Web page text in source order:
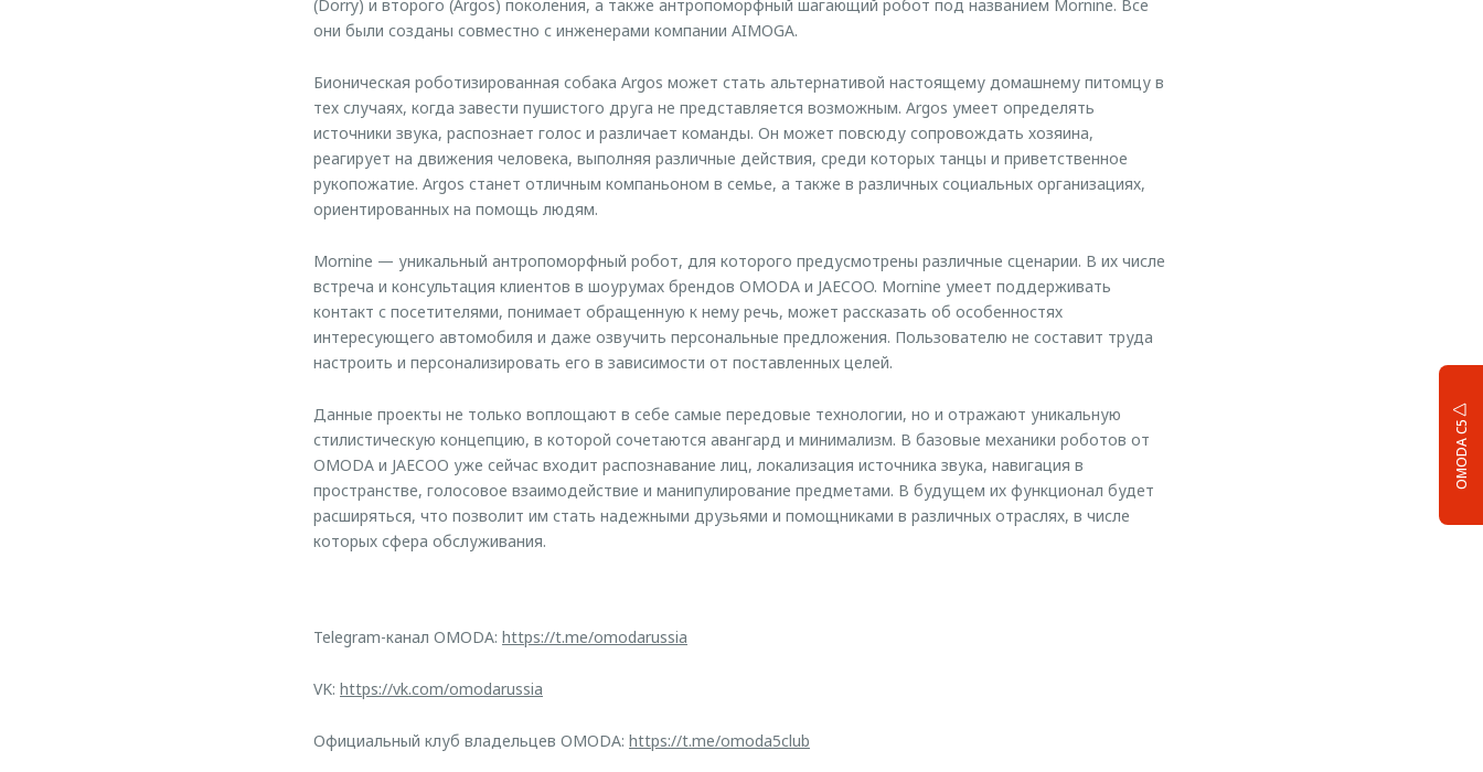
OMODA C5
(Dorry) и второго (Argos) поколения, а также антропоморфный шагающий робот под названием Mornine. Все
они были созданы совместно с инженерами компании AIMOGA.
Бионическая роботизированная собака Argos может стать альтернативой настоящему домашнему питомцу в
тех случаях, когда завести пушистого друга не представляется возможным. Argos умеет определять
источники звука, распознает голос и различает команды. Он может повсюду сопровождать хозяина,
реагирует на движения человека, выполняя различные действия, среди которых танцы и приветственное
рукопожатие. Argos станет отличным компаньоном в семье, а также в различных социальных организациях,
ориентированных на помощь людям.
Mornine — уникальный антропоморфный робот, для которого предусмотрены различные сценарии. В их числе
встреча и консультация клиентов в шоурумах брендов OMODA и JAECOO. Mornine умеет поддерживать
контакт с посетителями, понимает обращенную к нему речь, может рассказать об особенностях
интересующего автомобиля и даже озвучить персональные предложения. Пользователю не составит труда
настроить и персонализировать его в зависимости от поставленных целей.
Данные проекты не только воплощают в себе самые передовые технологии, но и отражают уникальную
стилистическую концепцию, в которой сочетаются авангард и минимализм. В базовые механики роботов от
OMODA и JAECOO уже сейчас входит распознавание лиц, локализация источника звука, навигация в
пространстве, голосовое взаимодействие и манипулирование предметами. В будущем их функционал будет
расширяться, что позволит им стать надежными друзьями и помощниками в различных отраслях, в числе
которых сфера обслуживания.
Telegram-канал OMODA: https://t.me/omodarussia
VK: https://vk.com/omodarussia
Официальный клуб владельцев OMODA: https://t.me/omoda5club